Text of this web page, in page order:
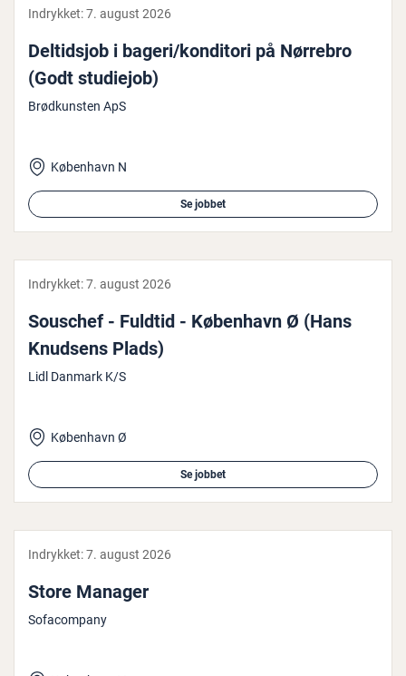
Indrykket:7. august 2026
Del­tidsjob i bageri/konditori på Nørrebro
(Godt studiejob)
Brødkunsten ApS
København N
Se jobbet
Indrykket:7. august 2026
Souschef - Fuldtid - København Ø (Hans
Knudsens Plads)
Lidl Danmark K/S
København Ø
Se jobbet
Indrykket:7. august 2026
Store Manager
Sofacompany